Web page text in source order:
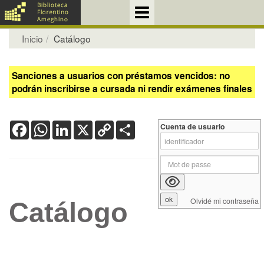
Inicio Catálogo
Sanciones a usuarios con préstamos vencidos: no
podrán inscribirse a cursada ni rendir exámenes finales
FacebookWhatsApp
LinkedIn
X Copy
Link
Catálogo
Cuenta de usuario
Olvidé mi contraseña